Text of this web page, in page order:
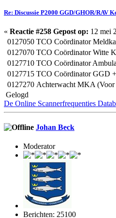
Re: Discussie P2000 GGD/GHOR/RAV
« Reactie #258 Gepost op: 12 mei
0127050 TCO Coördinator
0127070 TCO Coördinator Witte
0127710 TCO Coördinator
0127715 TCO Coördinator GGD
0127270 Achterwacht MKA (Voor
Gelogd
De Online Scannerfrequenties
Johan Beck
Moderator
Berichten: 25100